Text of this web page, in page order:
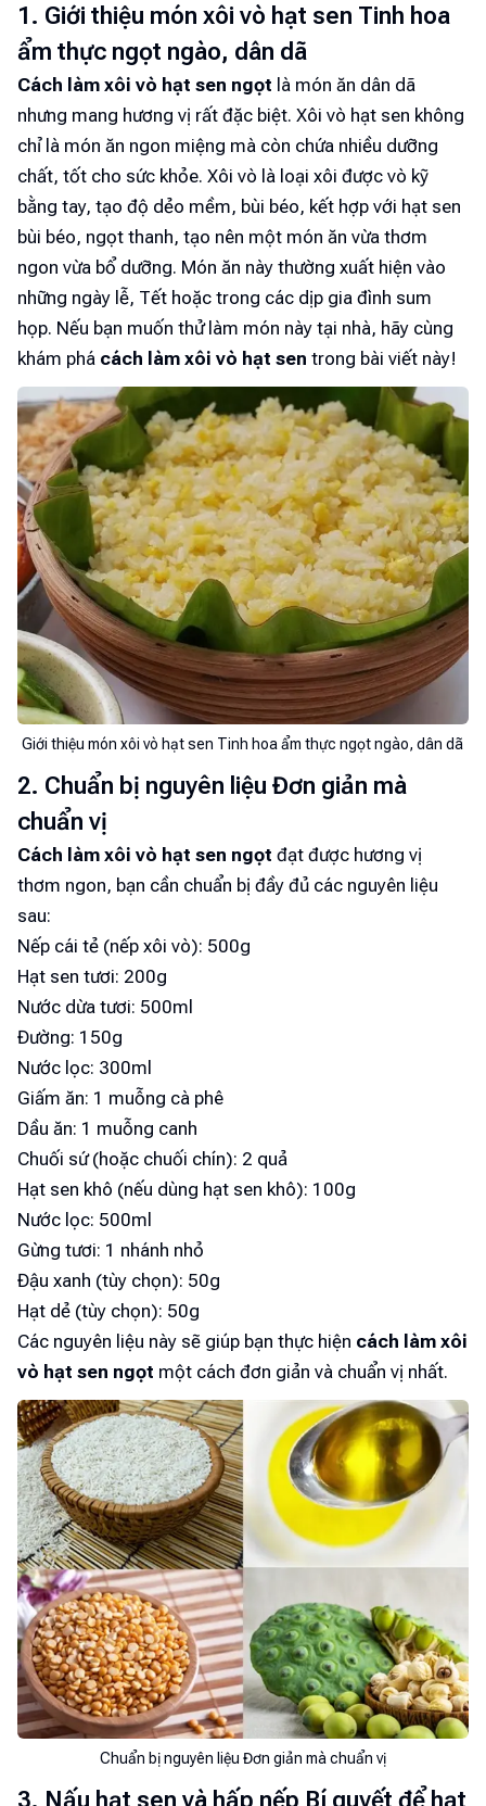
1. Giới thiệu món xôi vò hạt sen Tinh hoa
ẩm thực ngọt ngào, dân dã
Cách làm xôi vò hạt sen ngọt là món ăn dân dã
nhưng mang hương vị rất đặc biệt. Xôi vò hạt sen không
chỉ là món ăn ngon miệng mà còn chứa nhiều dưỡng
chất, tốt cho sức khỏe. Xôi vò là loại xôi được vò kỹ
bằng tay, tạo độ dẻo mềm, bùi béo, kết hợp với hạt sen
bùi béo, ngọt thanh, tạo nên một món ăn vừa thơm
ngon vừa bổ dưỡng. Món ăn này thường xuất hiện vào
những ngày lễ, Tết hoặc trong các dịp gia đình sum
họp. Nếu bạn muốn thử làm món này tại nhà, hãy cùng
khám phá cách làm xôi vò hạt sen trong bài viết này!
Giới thiệu món xôi vò hạt sen Tinh hoa ẩm thực ngọt ngào, dân dã
2. Chuẩn bị nguyên liệu Đơn giản mà
chuẩn vị
Cách làm xôi vò hạt sen ngọt đạt được hương vị
thơm ngon, bạn cần chuẩn bị đầy đủ các nguyên liệu
sau:
Nếp cái tẻ (nếp xôi vò): 500g
Hạt sen tươi: 200g
Nước dừa tươi: 500ml
Đường: 150g
Nước lọc: 300ml
Giấm ăn: 1 muỗng cà phê
Dầu ăn: 1 muỗng canh
Chuối sứ (hoặc chuối chín): 2 quả
Hạt sen khô (nếu dùng hạt sen khô): 100g
Nước lọc: 500ml
Gừng tươi: 1 nhánh nhỏ
Đậu xanh (tùy chọn): 50g
Hạt dẻ (tùy chọn): 50g
Các nguyên liệu này sẽ giúp bạn thực hiện cách làm xôi
vò hạt sen ngọt một cách đơn giản và chuẩn vị nhất.
Chuẩn bị nguyên liệu Đơn giản mà chuẩn vị
3. Nấu hạt sen và hấp nếp Bí quyết để hạt